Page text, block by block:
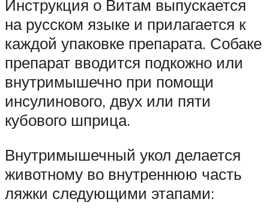
Инструкция о Витам выпускается
на русском языке и прилагается к
каждой упаковке препарата. Собаке
препарат вводится подкожно или
внутримышечно при помощи
инсулинового, двух или пяти
кубового шприца.
Внутримышечный укол делается
животному во внутреннюю часть
ляжки следующими этапами: